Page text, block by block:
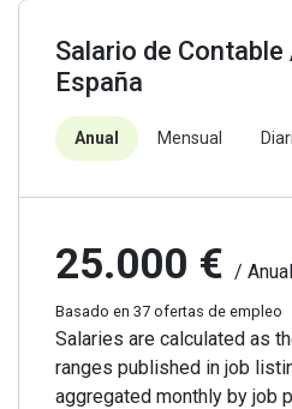
Salario de
España
Anual Mensual
25.000 € / Anual
Basado en 37 ofertas de empleo
Salaries are calculated as
ranges published in job
aggregated monthly by job